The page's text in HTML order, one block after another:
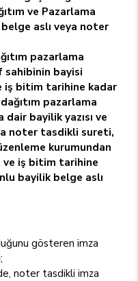
ve Pazarlama
aslı veya noter
pazarlama
sahibinin bayisi
iş bitim tarihine kadar
pazarlama
bayilik yazısı ve
noter tasdikli sureti,
kurumundan
ve iş bitim tarihine
bayilik belge aslı
gösteren imza
noter tasdikli imza